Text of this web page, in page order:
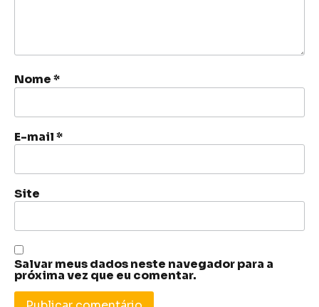
Nome*
E-mail*
Site
Salvar meus dados neste navegador para a
próxima vez que eu comentar.